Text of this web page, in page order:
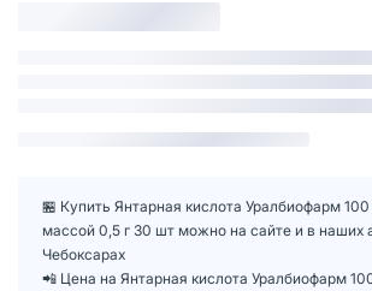
🏪 Купить Янтарная кислота Уралбиофарм 100
массой 0,5 г 30 шт можно на сайте и в наших
Чебоксарах
📲 Цена на Янтарная кислота Уралбиофарм